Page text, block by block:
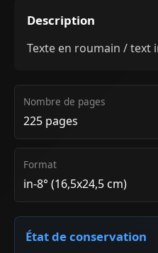
Description
Texte en roumain / text
Nombre de pages
225 pages
Format
in-8° (16,5x24,5 cm)
État de conservation